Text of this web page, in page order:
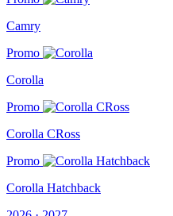
Camry
Promo
Corolla
Promo
Corolla CRoss
Promo
Corolla Hatchback